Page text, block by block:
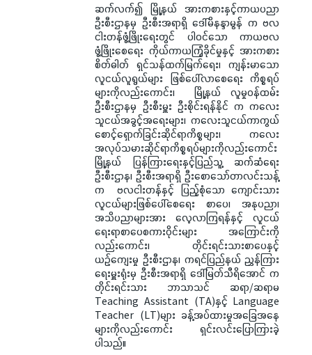
ဆက်လက်၍ မြို့နယ် အားကစားနှင့်ကာယပညာ
ဦးစီးဌာနမှ ဦးစီးအရာရှိ ဒေါ်မိနန္ဒာမွန် က ဗလ
ငါးတန်ဖွံ့ဖြိုးရေးတွင် ပါဝင်သော ကာယဗလ
ဖွံ့ဖြိုးစေရေး ကိုယ်ကာယကြံ့ခိုင်မှုနှင့် အားကစား
စိတ်ဓါတ် ရှင်သန်ထက်မြက်ရေး၊ ကျန်းမာသော
လူငယ်လူရွယ်များ ဖြစ်ပေါ်လာစေရေး ကိစ္စရပ်
များကိုလည်းကောင်း၊ မြို့နယ် လူမှုဝန်ထမ်း
ဦးစီးဌာနမှ ဦးစီးမှူး ဦးစိုင်းရန်နိုင် က ကလေး
သူငယ်အခွင့်အရေးများ၊ ကလေးသူငယ်ကာကွယ်
စောင့်ရှောက်ခြင်းဆိုင်ရာကိစ္စများ၊ ကလေး
အလုပ်သမားဆိုင်ရာကိစ္စရပ်များကိုလည်းကောင်း
မြို့နယ် ပြန်ကြားရေးနှင့်ပြည်သူ့ ဆက်ဆံရေး
ဦးစီးဌာန၊ ဦးစီးအရာရှိ ဦးစောသော်တာလင်းသန့်
က ဗလငါးတန်နှင့် ပြည့်စုံသော ကျောင်းသား
လူငယ်များဖြစ်ပေါ်စေရေး စာပေ၊ အနုပညာ၊
အသိပညာများအား လေ့လာကြရန်နှင့် လူငယ်
ရေးရာစာပေစကားဝိုင်းများ အကြောင်းကို
လည်းကောင်း၊ တိုင်းရင်းသားစာပေနှင့်
ယဉ်ကျေးမှု ဦးစီးဌာန၊ ကရင်ပြည်နယ် ညွှန်ကြား
ရေးမှူးရုံးမှ ဦးစီးအရာရှိ ဒေါ်မြတ်သီရိအောင် က
တိုင်းရင်းသား ဘာသာသင် ဆရာ/ဆရာမ
Teaching Assistant (TA)နှင့် Language
Teacher (LT)များ ခန့်အပ်ထားမှုအခြေအနေ
များကိုလည်းကောင်း ရှင်းလင်းပြောကြားခဲ့
ပါသည်။